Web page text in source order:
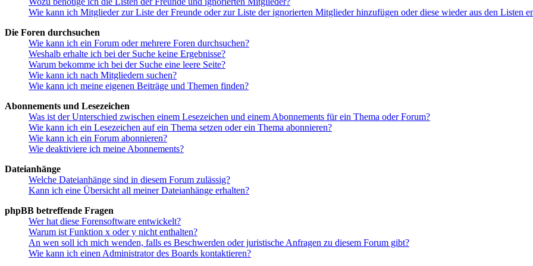
Wie kann ich Mitglieder zur Liste der Freunde oder zur Liste der ignorierten Mitglieder hinzufügen oder diese wieder aus den Listen
Die Foren durchsuchen
Wie kann ich ein Forum oder mehrere Foren durchsuchen?
Weshalb erhalte ich bei der Suche keine Ergebnisse?
Warum bekomme ich bei der Suche eine leere Seite?
Wie kann ich nach Mitgliedern suchen?
Wie kann ich meine eigenen Beiträge und Themen finden?
Abonnements und Lesezeichen
Was ist der Unterschied zwischen einem Lesezeichen und einem Abonnements für ein Thema oder Forum?
Wie kann ich ein Lesezeichen auf ein Thema setzen oder ein Thema abonnieren?
Wie kann ich ein Forum abonnieren?
Wie deaktiviere ich meine Abonnements?
Dateianhänge
Welche Dateianhänge sind in diesem Forum zulässig?
Kann ich eine Übersicht all meiner Dateianhänge erhalten?
phpBB betreffende Fragen
Wer hat diese Forensoftware entwickelt?
Warum ist Funktion x oder y nicht enthalten?
An wen soll ich mich wenden, falls es Beschwerden oder juristische Anfragen zu diesem Forum gibt?
Wie kann ich einen Administrator des Boards kontaktieren?